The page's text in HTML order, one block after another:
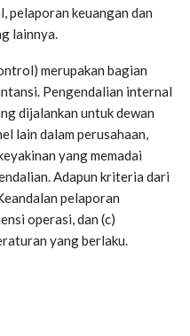
pelaporan keuangan dan
lainnya.
merupakan bagian
Pengendalian internal
dijalankan untuk dewan
lain dalam perusahaan,
yang memadai
Adapun kriteria dari
pelaporan
operasi, dan (c)
yang berlaku.